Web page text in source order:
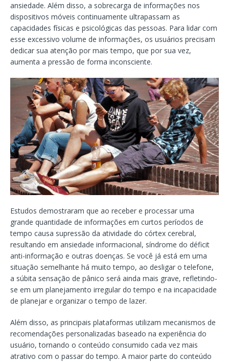
ansiedade. Além disso, a sobrecarga de informações nos
dispositivos móveis continuamente ultrapassam as
capacidades físicas e psicológicas das pessoas. Para lidar com
esse excessivo volume de informações, os usuários precisam
dedicar sua atenção por mais tempo, que por sua vez,
aumenta a pressão de forma inconsciente.
Estudos demostraram que ao receber e processar uma
grande quantidade de informações em curtos períodos de
tempo causa supressão da atividade do córtex cerebral,
resultando em ansiedade informacional, síndrome do déficit
anti-informação e outras doenças. Se você já está em uma
situação semelhante há muito tempo, ao desligar o telefone,
a súbita sensação de pânico será ainda mais grave, refletindo-
se em um planejamento irregular do tempo e na incapacidade
de planejar e organizar o tempo de lazer.
Além disso, as principais plataformas utilizam mecanismos de
recomendações personalizadas baseado na experiência do
usuário, tornando o conteúdo consumido cada vez mais
atrativo com o passar do tempo. A maior parte do conteúdo